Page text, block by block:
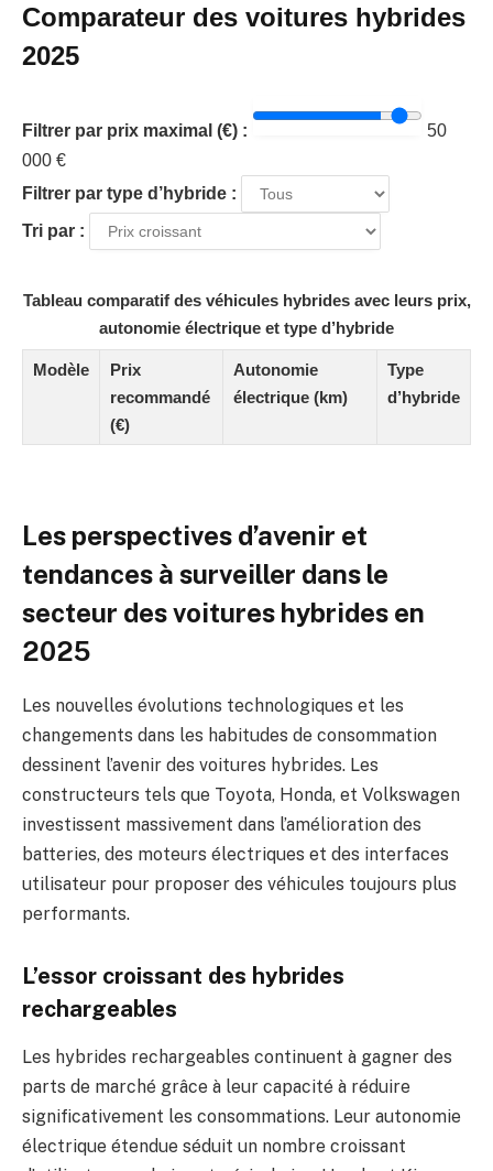
Comparateur des voitures hybrides
2025
Filtrer par prix maximal (€) :
50
000 €
Filtrer par type d’hybride :
Tri par :
Tableau comparatif des véhicules hybrides avec leurs prix,
autonomie électrique et type d’hybride
Modèle
Prix
recommandé
(€)
Autonomie
électrique (km)
Type
d’hybride
Les perspectives d’avenir et
tendances à surveiller dans le
secteur des voitures hybrides en
2025
Les nouvelles évolutions technologiques et les
changements dans les habitudes de consommation
dessinent l’avenir des voitures hybrides. Les
constructeurs tels que Toyota, Honda, et Volkswagen
investissent massivement dans l’amélioration des
batteries, des moteurs électriques et des interfaces
utilisateur pour proposer des véhicules toujours plus
performants.
L’essor croissant des hybrides
rechargeables
Les hybrides rechargeables continuent à gagner des
parts de marché grâce à leur capacité à réduire
significativement les consommations. Leur autonomie
électrique étendue séduit un nombre croissant